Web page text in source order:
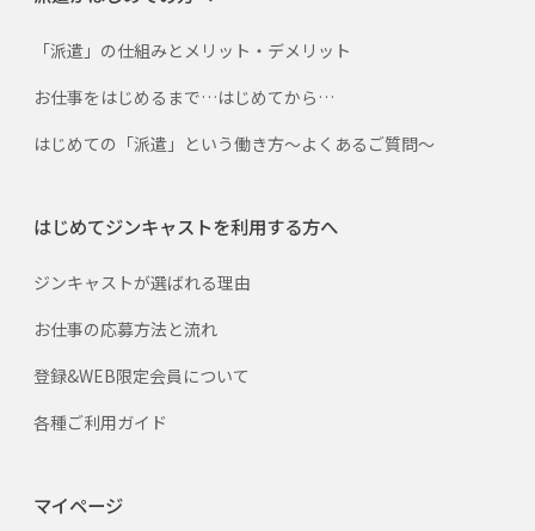
「派遣」の仕組みとメリット・デメリット
お仕事をはじめるまで…はじめてから…
はじめての「派遣」という働き方～よくあるご質問～
はじめてジンキャストを利用する方へ
ジンキャストが選ばれる理由
お仕事の応募方法と流れ
登録&WEB限定会員について
各種ご利用ガイド
マイページ